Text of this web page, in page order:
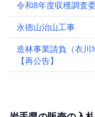
令和8年度収穫調査
永徳山治山工事
造林事業請負（衣川
【再公告】